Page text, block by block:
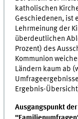
katholischen
Geschiedenen, ist
Lehrmeinung der
überdeutlichen
Prozent) des
Kommunion
Ländern kaum ab
Ergebnis-
Ausgangspunkt